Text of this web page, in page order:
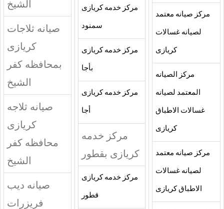
مركز صيانه معتمد
لصيانه غسالات
كريازى
مركز الصيانه
المعتمد لصيانه
غسالات الاطباق
كريازى
مركز صيانه معتمد
لصيانه غسالات
الاطباق كريازى
مركز خدمه كريازى
سمنود
مركز خدمه كريازى
بأجا
مركز خدمه كريازى
أجا
مركز خدمه
كريازى بقطور
مركز خدمه كريازى
قطور
الشيخ
صيانه ثلاجات
كريازى
بمحافظه كفر
الشيخ
صيانه ثلاجه
كريازى
محافظه كفر
الشيخ
صيانه ديب
فريزرات